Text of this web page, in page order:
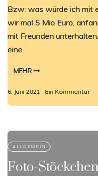
Bzw: was würde ich mit
wir mal 5 Mio Euro,
mit Freunden
eine
... MEHR
6. Juni 2021 Ein Kommentar
Foto-